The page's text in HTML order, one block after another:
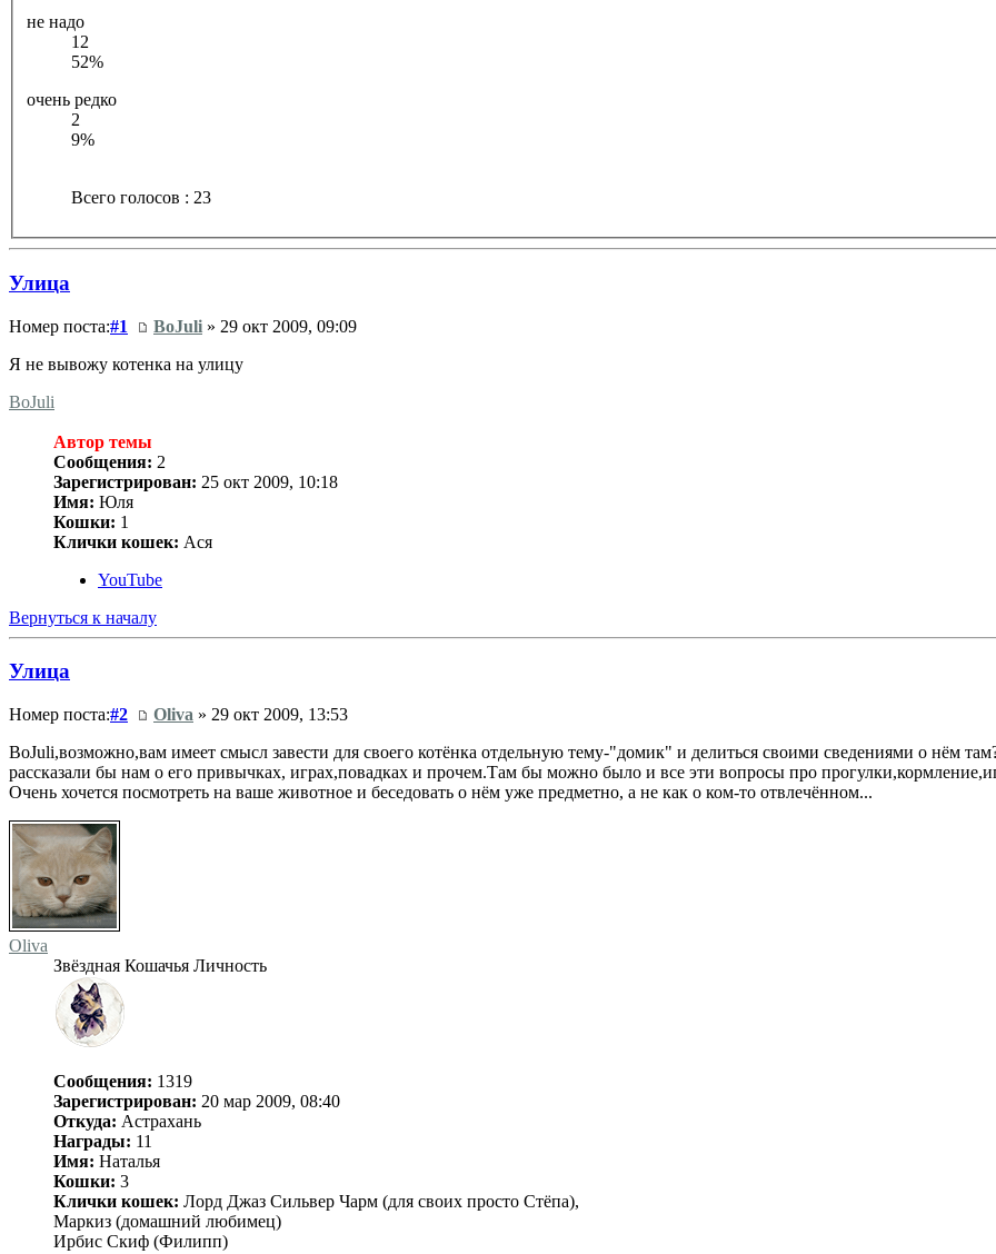
не надо
12
52%
очень редко
2
9%
Всего голосов : 23
Улица
Номер поста:#1 BoJuli » 29 окт 2009, 09:09
Я не вывожу котенка на улицу
BoJuli
Автор темы
Сообщения: 2
Зарегистрирован: 25 окт 2009, 10:18
Имя: Юля
Кошки: 1
Клички кошек: Ася
YouTube
Вернуться к началу
Улица
Номер поста:#2 Oliva » 29 окт 2009, 13:53
BoJuli,возможно,вам имеет смысл завести для своего котёнка отдельную тему-"домик" и делиться своими сведениями о нём
рассказали бы нам о его привычках, играх,повадках и прочем.Там бы можно было и все эти вопросы про
Очень хочется посмотреть на ваше животное и беседовать о нём уже предметно, а не как о ком-то отвлечённом...
Oliva
Звёздная Кошачья Личность
Сообщения: 1319
Зарегистрирован: 20 мар 2009, 08:40
Откуда: Астрахань
Награды: 11
Имя: Наталья
Кошки: 3
Клички кошек: Лорд Джаз Сильвер Чарм (для своих просто Стёпа),
Маркиз (домашний любимец)
Ирбис Скиф (Филипп)